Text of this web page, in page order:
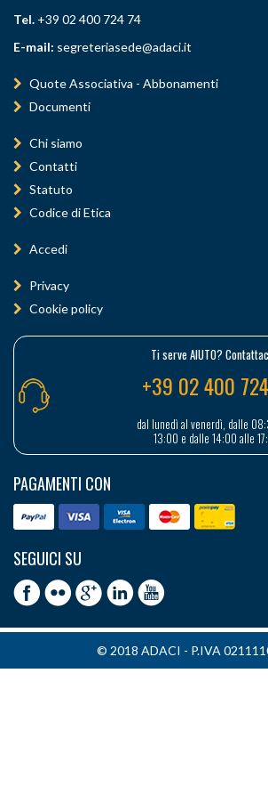
Tel. +39 02 400 724 74
E-mail: segreteriasede@adaci.it
Quote Associativa - Abbonamenti
Documenti
Chi siamo
Contatti
Statuto
Codice di Etica
Accedi
Privacy
Cookie policy
Ti serve AIUTO?
+39 02 400
dal lunedì al venerdì, dalle
13:00 e dalle 14:00 alle
PAGAMENTI CON
SEGUICI SU
© 2018 ADACI - P.IVA